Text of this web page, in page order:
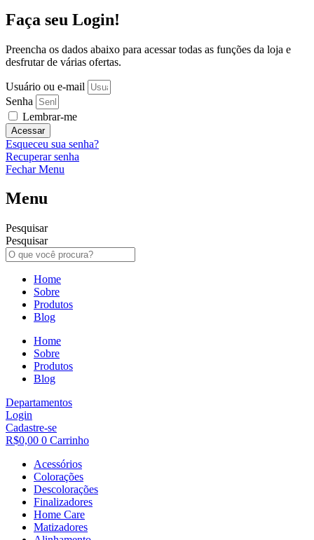
Faça seu Login!
Preencha os dados abaixo para acessar todas as funções da loja e
desfrutar de várias ofertas.
Usuário ou e-mail
Senha
Lembrar-me
Acessar
Esqueceu sua senha?
Recuperar senha
Fechar Menu
Menu
Pesquisar
Pesquisar
Home
Sobre
Produtos
Blog
Home
Sobre
Produtos
Blog
Departamentos
Login
Cadastre-se
R$0,00 0 Carrinho
Acessórios
Colorações
Descolorações
Finalizadores
Home Care
Matizadores